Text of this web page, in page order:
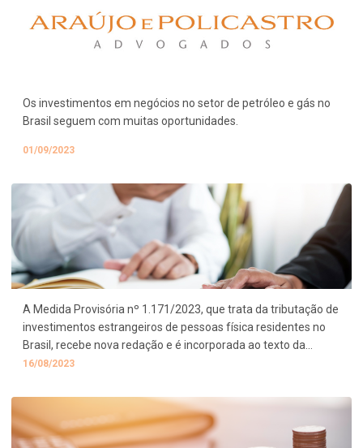
Os investimentos em negócios no setor de petróleo e gás no
Brasil seguem com muitas oportunidades.
01/09/2023
A Medida Provisória nº 1.171/2023, que trata da tributação de
investimentos estrangeiros de pessoas física residentes no
Brasil, recebe nova redação e é incorporada ao texto da
Medida Provisória nº 1.172/2023.
16/08/2023